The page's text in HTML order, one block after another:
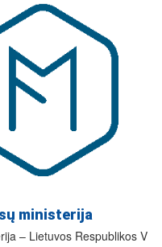
ministerija
– Lietuvos Respublikos V